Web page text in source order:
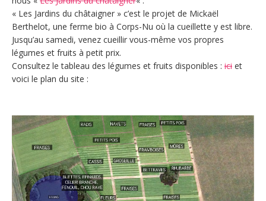
« Les Jardins du châtaigner » c’est le projet de Mickaël
Berthelot, une ferme bio à Corps-Nu où la cueillette y est libre.
Jusqu’au samedi, venez cueillir vous-même vos propres
légumes et fruits à petit prix.
Consultez le tableau des légumes et fruits disponibles : ici et
voici le plan du site :